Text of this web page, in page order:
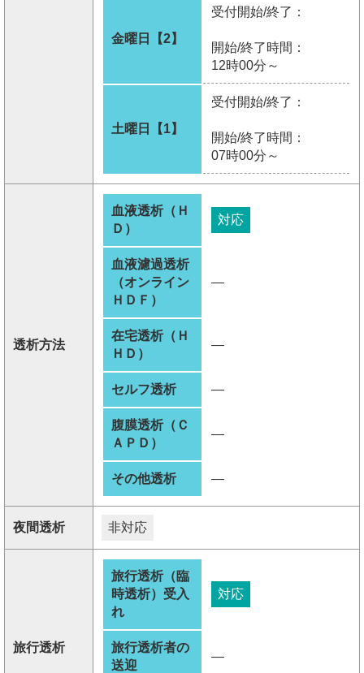
金曜日【2】
受付開始/終了：
開始/終了時間：
12時00分～
土曜日【1】
受付開始/終了：
開始/終了時間：
07時00分～
透析方法
血液透析（Ｈ
Ｄ）
対応
血液濾過透析
（オンライン
ＨＤＦ）
―
在宅透析（Ｈ
ＨＤ）
―
セルフ透析 ―
腹膜透析（Ｃ
ＡＰＤ）
―
その他透析 ―
夜間透析 非対応
旅行透析
旅行透析（臨
時透析）受入
れ
対応
旅行透析者の
送迎
―